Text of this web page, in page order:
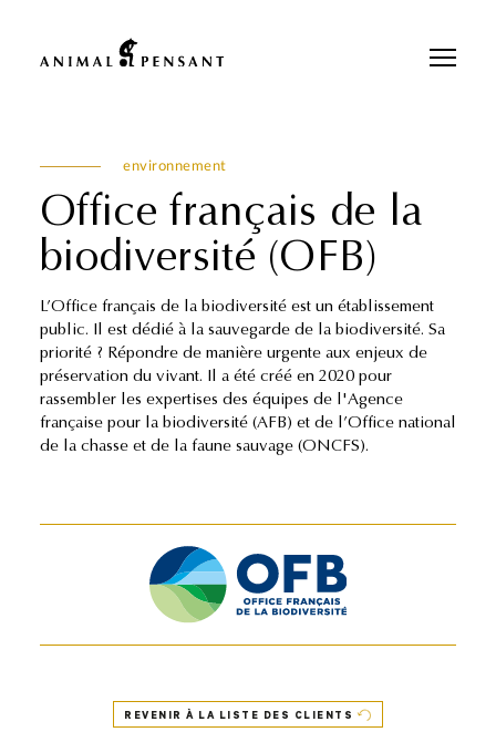
environnement
Office français de la
biodiversité (OFB)
L’Office français de la biodiversité est un établissement
public. Il est dédié à la sauvegarde de la biodiversité. Sa
priorité ? Répondre de manière urgente aux enjeux de
préservation du vivant. Il a été créé en 2020 pour
rassembler les expertises des équipes de l'Agence
française pour la biodiversité (AFB) et de l’Office national
de la chasse et de la faune sauvage (ONCFS).
REVENIR À LA LISTE DES CLIENTS